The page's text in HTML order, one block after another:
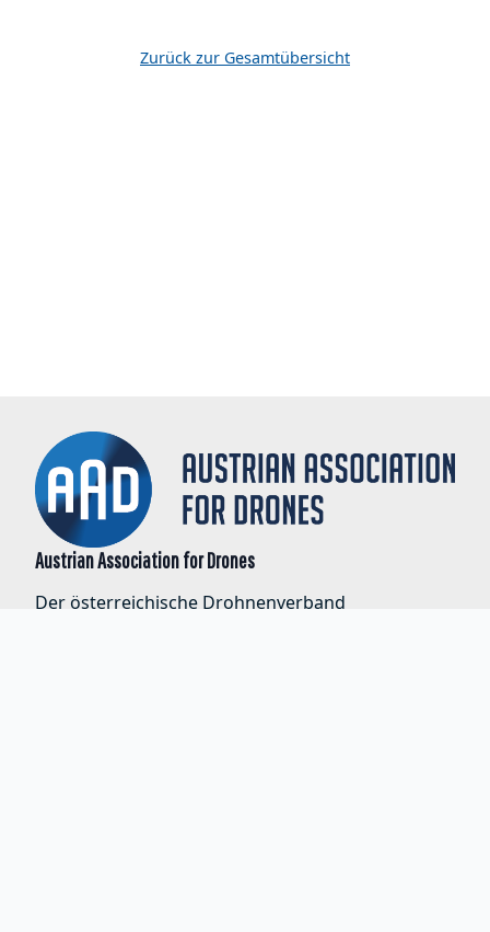
Zurück zur Gesamtübersicht
Austrian Association for Drones
Der österreichische Drohnenverband